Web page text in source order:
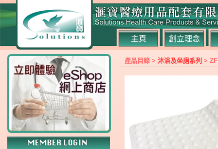
主頁 創立理念
產品目錄 > 沐浴及坐廁系列 >